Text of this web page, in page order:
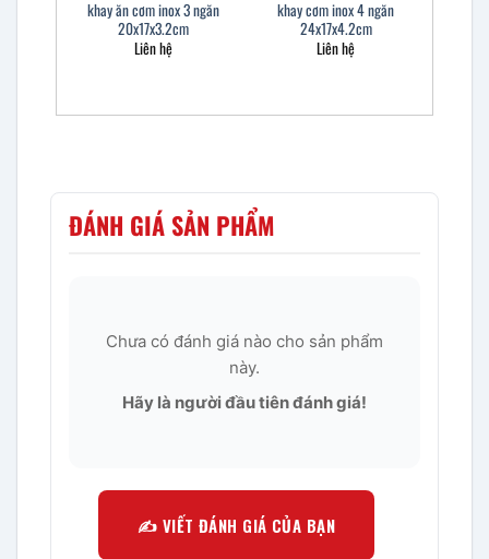
khay ăn cơm inox 3 ngăn
20x17x3.2cm
Liên hệ
khay cơm inox 4 ngăn
24x17x4.2cm
Liên hệ
ĐÁNH GIÁ SẢN PHẨM
Chưa có đánh giá nào cho sản phẩm
này.
Hãy là người đầu tiên đánh giá!
✍️ VIẾT ĐÁNH GIÁ CỦA BẠN